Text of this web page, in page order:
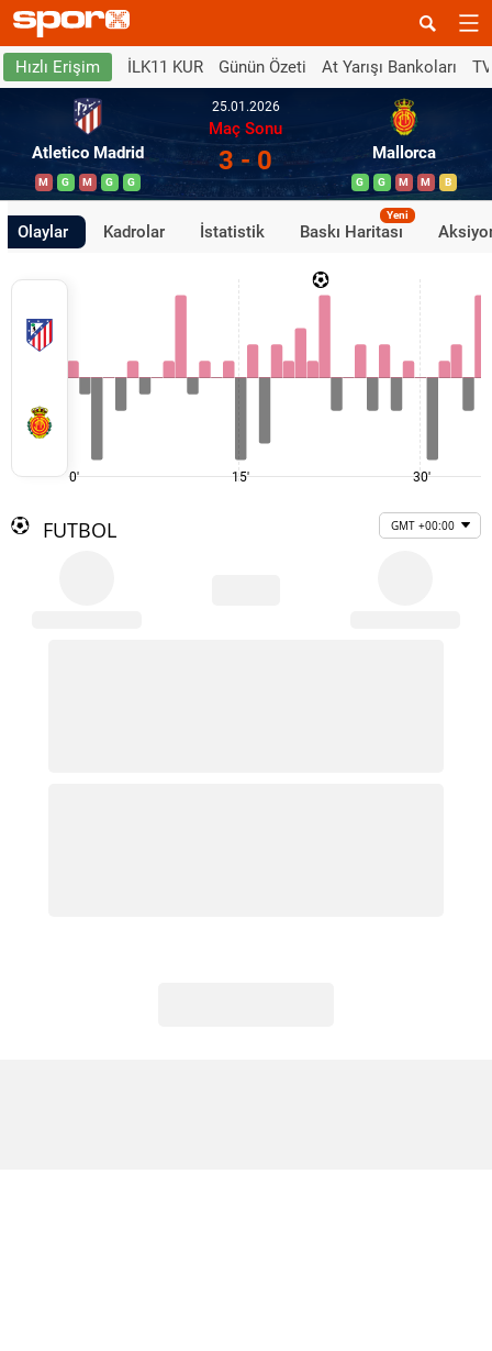
Hızlı Erişim İLK11 KUR Günün Özeti At Yarışı Bankoları
Atletico Madrid
M G M G G
25.01.2026
Maç Sonu
3 - 0 Mallorca
G G M M B
Olaylar Kadrolar İstatistik Baskı Haritası
Yeni
0' 15' 30'
FUTBOL GMT +00:00